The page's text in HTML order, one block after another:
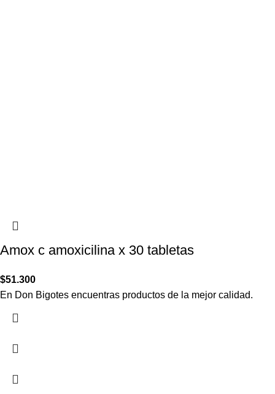
Amox c amoxicilina x 30 tabletas
$51.300
En Don Bigotes encuentras productos de la mejor calidad.